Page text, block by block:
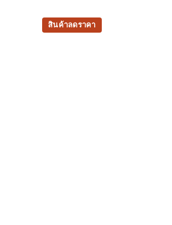
สินค้าลดราคา